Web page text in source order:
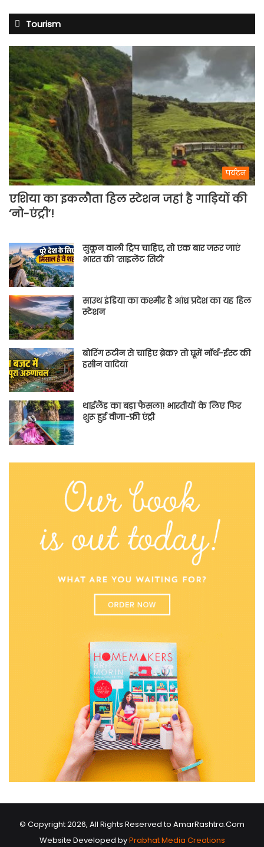
Tourism
पर्यटन
एशिया का इकलौता हिल स्टेशन जहां है गाड़ियों की
‘नो-एंट्री’!
सुकून वाली ट्रिप चाहिए, तो एक बार जरूर जाएं
भारत की ‘साइलेंट सिटी’
साउथ इंडिया का कश्मीर है आंध्र प्रदेश का यह हिल
स्टेशन
बोरिंग रूटीन से चाहिए ब्रेक? तो घूमें नॉर्थ-ईस्ट की
हसीन वादियां
थाईलैंड का बड़ा फैसला! भारतीयों के लिए फिर
शुरू हुई वीजा-फ्री एंट्री
© Copyright 2026, All Rights Reserved to AmarRashtra.Com
Website Developed byPrabhat Media Creations